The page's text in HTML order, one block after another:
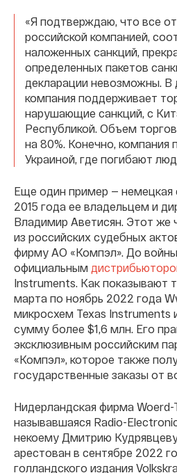
«Я подтверждаю, что все
российской компанией,
наложенных санкций,
определенных пакетов
декларации невозможны.
компания поддерживает
нарушающие санкций, с
Республикой. Объем
на 80%. Конечно, компания
Украиной, где погибают
Еще один пример —
2015 года ее владельцем и
Владимир Аветисян. Этот же
из российских судебных
фирму АО «Компэл». До
официальным
Instruments. Как показывают
марта по ноябрь 2022 года
микросхем Texas Instruments
сумму более $1,6 млн. Его
эксклюзивным российским
«Компэл», которое также
государственные заказы от
Нидерландская фирма Woerd-
называвшаяся Radio-
некоему Дмитрию
арестован в сентябре 2022
голландского издания